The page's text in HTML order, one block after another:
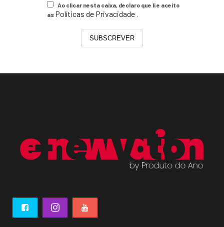
Ao clicar nesta caixa, declaro que li e aceito
as Políticas de Privacidade
SUBSCREVER